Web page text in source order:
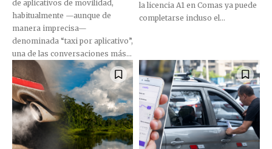
de aplicativos de movilidad,
habitualmente —aunque de
manera imprecisa—
denominada “taxi por aplicativo”,
una de las conversaciones más...
la licencia A1 en Comas ya puede
completarse incluso el...